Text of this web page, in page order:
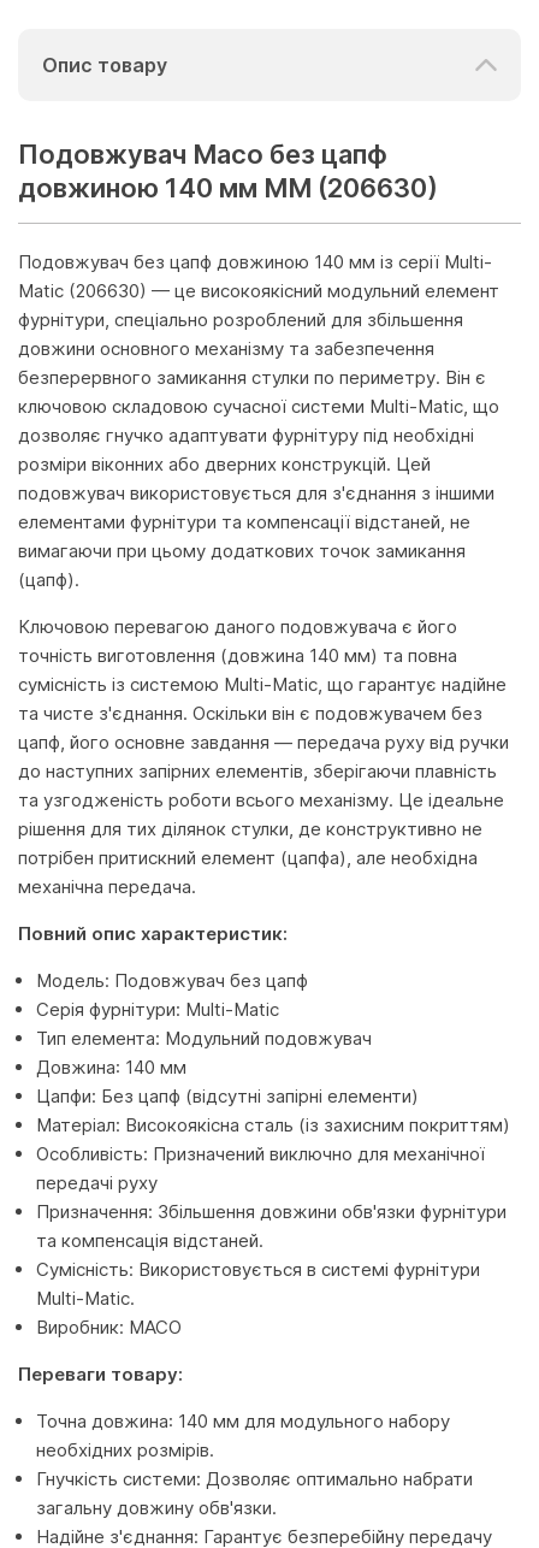
Опис товару
Подовжувач Maco без цапф
довжиною 140 мм MМ (206630)
Подовжувач без цапф довжиною 140 мм із серії Multi-
Мatic (206630) — це високоякісний модульний елемент
фурнітури, спеціально розроблений для збільшення
довжини основного механізму та забезпечення
безперервного замикання стулки по периметру. Він є
ключовою складовою сучасної системи Multi-Мatic, що
дозволяє гнучко адаптувати фурнітуру під необхідні
розміри віконних або дверних конструкцій. Цей
подовжувач використовується для з'єднання з іншими
елементами фурнітури та компенсації відстаней, не
вимагаючи при цьому додаткових точок замикання
(цапф).
Ключовою перевагою даного подовжувача є його
точність виготовлення (довжина 140 мм) та повна
сумісність із системою Multi-Мatic, що гарантує надійне
та чисте з'єднання. Оскільки він є подовжувачем без
цапф, його основне завдання — передача руху від ручки
до наступних запірних елементів, зберігаючи плавність
та узгодженість роботи всього механізму. Це ідеальне
рішення для тих ділянок стулки, де конструктивно не
потрібен притискний елемент (цапфа), але необхідна
механічна передача.
Повний опис характеристик:
Модель: Подовжувач без цапф
Серія фурнітури: Multi-Мatic
Тип елемента: Модульний подовжувач
Довжина: 140 мм
Цапфи: Без цапф (відсутні запірні елементи)
Матеріал: Високоякісна сталь (із захисним покриттям)
Особливість: Призначений виключно для механічної
передачі руху
Призначення: Збільшення довжини обв'язки фурнітури
та компенсація відстаней.
Сумісність: Використовується в системі фурнітури
Multi-Мatic.
Виробник: MACO
Переваги товару:
Точна довжина: 140 мм для модульного набору
необхідних розмірів.
Гнучкість системи: Дозволяє оптимально набрати
загальну довжину обв'язки.
Надійне з'єднання: Гарантує безперебійну передачу